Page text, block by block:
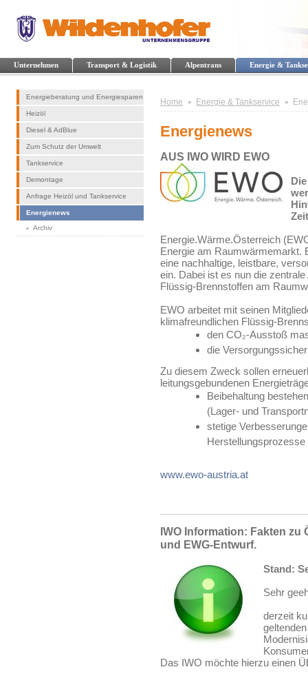
Unternehmen Transport & Logistik Alpentrans Energie &
Energieberatung und Energiesparen
Heizöl
Diesel & AdBlue
Zum Schutz der Umwelt
Tankservice
Demontage
Anfrage Heizöl und Tankservice
Energienews
Archiv
Home Energie & Tankservice
Energienews
AUS IWO WIRD EWO
Energie.Wärme.Österreich
Energie am Raumwärmemarkt.
eine nachhaltige, leistbare,
ein. Dabei ist es nun die
Flüssig-Brennstoffen am
EWO arbeitet mit seinen
klimafreundlichen Flüssig-
den CO₂-Ausstoß
die
Zu diesem Zweck sollen
leitungsgebundenen
Beibehaltung
(Lager- und
stetige
www.ewo-austria.at
IWO Information: Fakten
und EWG-Entwurf.
Stand:
Sehr
derzeit
Das IWO möchte hierzu einen